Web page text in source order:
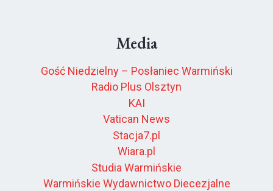
Media
Gość Niedzielny – Posłaniec Warmiński
Radio Plus Olsztyn
KAI
Vatican News
Stacja7.pl
Wiara.pl
Studia Warmińskie
Warmińskie Wydawnictwo Diecezjalne